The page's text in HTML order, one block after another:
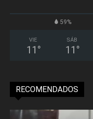
59%
VIE
11 °
SÁB
11 °
RECOMENDADOS